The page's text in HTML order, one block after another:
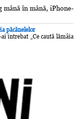
mână în mână, iPhone-
păcănelelor
întrebat „Ce caută lămâia